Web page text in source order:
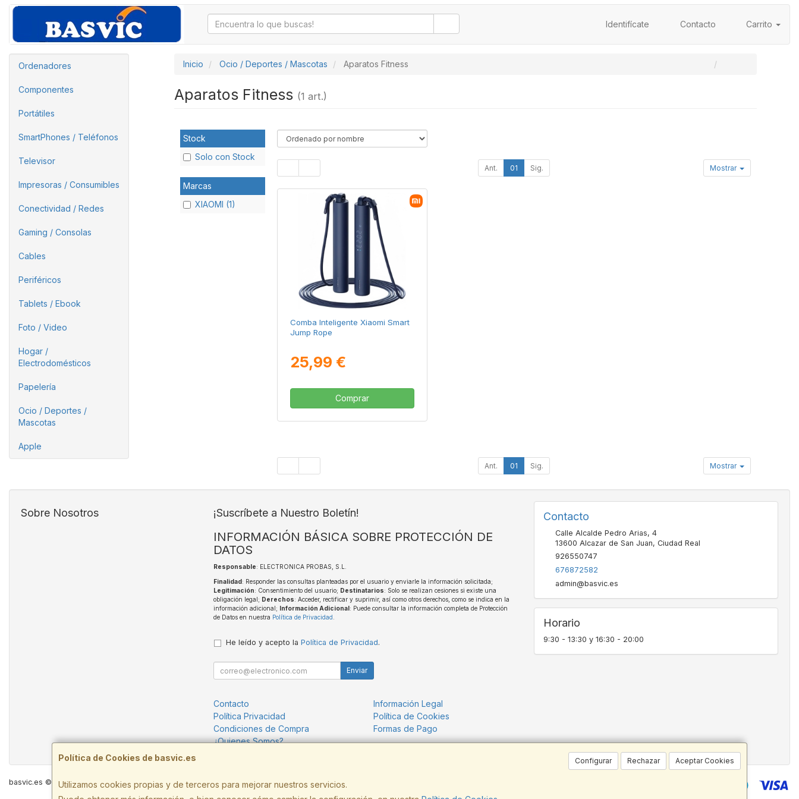
Identifícate Contacto Carrito
Ordenadores
Componentes
Portátiles
SmartPhones / Teléfonos
Televisor
Impresoras / Consumibles
Conectividad / Redes
Gaming / Consolas
Cables
Periféricos
Tablets / Ebook
Foto / Video
Hogar /
Electrodomésticos
Papelería
Ocio / Deportes /
Mascotas
Apple
Inicio Ocio / Deportes / Mascotas Aparatos Fitness
Aparatos Fitness (1 art.)
Stock
Solo con Stock
Marcas
XIAOMI (1)
Ant. 01 Sig. Mostrar
Comba Inteligente Xiaomi Smart
Jump Rope
25,99 €
Comprar
Ant. 01 Sig. Mostrar
Política de Cookies de basvic.es Configurar Rechazar Aceptar Cookies
Utilizamos cookies propias y de terceros para mejorar nuestros servicios.
Sobre Nosotros ¡Suscríbete a Nuestro Boletín!
INFORMACIÓN BÁSICA SOBRE PROTECCIÓN DE
DATOS
Responsable: ELECTRONICA PROBAS, S.L.
Finalidad: Responder las consultas planteadas por el usuario y enviarle la información solicitada;
Legitimación: Consentimiento del usuario; Destinatarios: Solo se realizan cesiones si existe una
obligación legal; Derechos: Acceder, rectificar y suprimir, así como otros derechos, como se indica en la
información adicional; Información Adicional: Puede consultar la información completa de Protección
de Datos en nuestra Política de Privacidad
He leído y acepto la Política de Privacidad.
Enviar
Contacto
Información Legal
Política Privacidad
Política de Cookies
Condiciones de Compra
Formas de Pago
¿Quienes Somos?
Contacto
Calle Alcalde Pedro Arias, 4
13600 Alcazar de San Juan, Ciudad Real
926550747
676872582
admin@basvic.es
Horario
9:30 - 13:30 y 16:30 - 20:00
basvic.es © 2026